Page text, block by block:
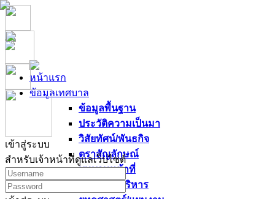
เข้าสู่ระบบ
สำหรับเจ้าหน้าที่ดูแลเว็บไซต์
หน้าแรก
ข้อมูลเทศบาล
ข้อมูลพื้นฐาน
ประวัติความเป็นมา
วิสัยทัศน์/พันธกิจ
ตราสัญลักษณ์
บทบาทหน้าที่
นโยบายผู้บริหาร